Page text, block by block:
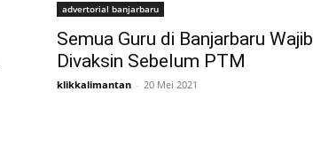
advertorial banjarbaru
Semua Guru di Banjarbaru Wajib
Divaksin Sebelum PTM
klikkalimantan - 20 Mei 2021